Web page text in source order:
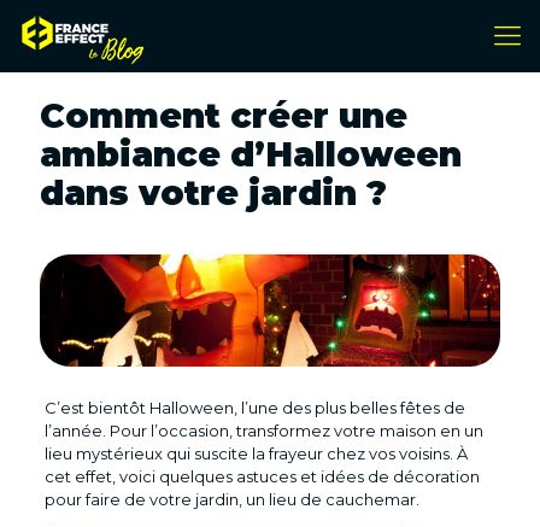
Comment créer une
ambiance d’Halloween
dans votre jardin ?
C’est bientôt Halloween, l’une des plus belles fêtes de
l’année. Pour l’occasion, transformez votre maison en un
lieu mystérieux qui suscite la frayeur chez vos voisins. À
cet effet, voici quelques astuces et idées de décoration
pour faire de votre jardin, un lieu de cauchemar.